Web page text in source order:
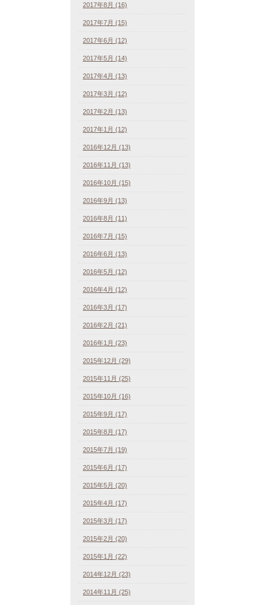
2017年8月 (16)
2017年7月 (15)
2017年6月 (12)
2017年5月 (14)
2017年4月 (13)
2017年3月 (12)
2017年2月 (13)
2017年1月 (12)
2016年12月 (13)
2016年11月 (13)
2016年10月 (15)
2016年9月 (13)
2016年8月 (11)
2016年7月 (15)
2016年6月 (13)
2016年5月 (12)
2016年4月 (12)
2016年3月 (17)
2016年2月 (21)
2016年1月 (23)
2015年12月 (29)
2015年11月 (25)
2015年10月 (16)
2015年9月 (17)
2015年8月 (17)
2015年7月 (19)
2015年6月 (17)
2015年5月 (20)
2015年4月 (17)
2015年3月 (17)
2015年2月 (20)
2015年1月 (22)
2014年12月 (23)
2014年11月 (25)